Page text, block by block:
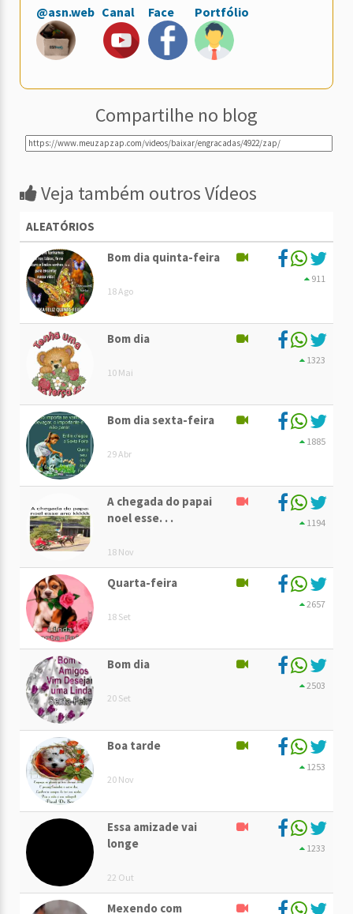
@asn.web Canal Face Portfólio
Compartilhe no blog
Veja também outros Vídeos
ALEATÓRIOS
Bom dia quinta-feira
18 Ago
911
Bom dia
10 Mai
1323
Bom dia sexta-feira
29 Abr
1885
A chegada do papai
noel esse. . .
18 Nov
1194
Quarta-feira
18 Set
2657
Bom dia
20 Set
2503
Boa tarde
20 Nov
1253
Essa amizade vai
longe
22 Out
1233
Mexendo com